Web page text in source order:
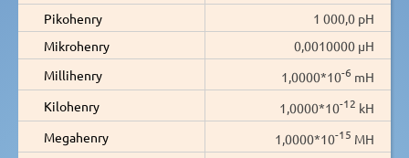
Pikohenry
1 000,0 pH
Mikrohenry
0,0010000 µH
Millihenry
1,0000*10-6 mH
Kilohenry
1,0000*10-12 kH
Megahenry
1,0000*10-15 MH